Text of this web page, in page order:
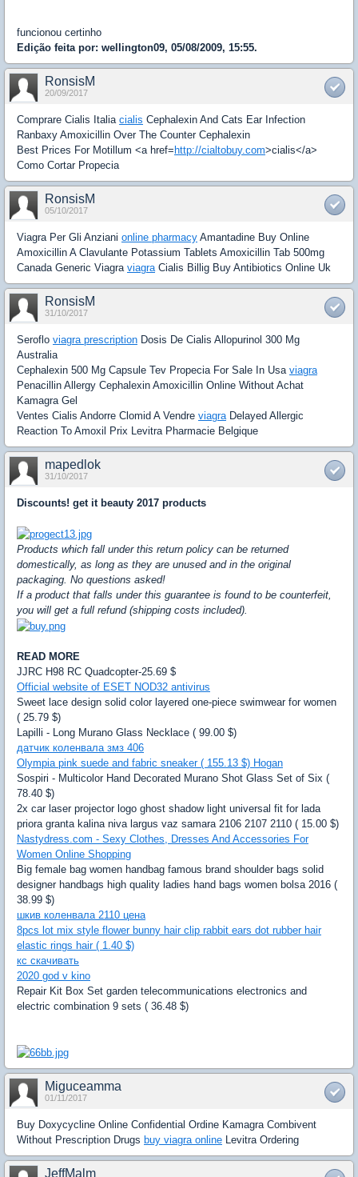
funcionou certinho
Edição feita por: wellington09, 05/08/2009, 15:55.
RonsisM
20/09/2017
Comprare Cialis Italia cialis Cephalexin And Cats Ear Infection
Ranbaxy Amoxicillin Over The Counter Cephalexin
Best Prices For Motillum <a href= http://cialtobuy.com>cialis</a>
Como Cortar Propecia
RonsisM
05/10/2017
Viagra Per Gli Anziani online pharmacy Amantadine Buy Online
Amoxicillin A Clavulante Potassium Tablets Amoxicillin Tab 500mg
Canada Generic Viagra viagraCialis Billig Buy Antibiotics Online Uk
RonsisM
31/10/2017
Seroflo viagra prescription Dosis De Cialis Allopurinol 300 Mg
Australia
Cephalexin 500 Mg Capsule Tev Propecia For Sale In Usa viagra
Penacillin Allergy Cephalexin Amoxicillin Online Without Achat
Kamagra Gel
Ventes Cialis Andorre Clomid A Vendre viagraDelayed Allergic
Reaction To Amoxil Prix Levitra Pharmacie Belgique
mapedlok
31/10/2017
Discounts! get it beauty 2017 products
Products which fall under this return policy can be returned
domestically, as long as they are unused and in the original
packaging. No questions asked!
If a product that falls under this guarantee is found to be counterfeit,
you will get a full refund (shipping costs included).
READ MORE
JJRC H98 RC Quadcopter-25.69 $
Official website of ESET NOD32 antivirus
Sweet lace design solid color layered one-piece swimwear for women
( 25.79 $)
Lapilli - Long Murano Glass Necklace ( 99.00 $)
датчик коленвала змз 406
Olympia pink suede and fabric sneaker ( 155.13 $) Hogan
Sospiri - Multicolor Hand Decorated Murano Shot Glass Set of Six (
78.40 $)
2x car laser projector logo ghost shadow light universal fit for lada
priora granta kalina niva largus vaz samara 2106 2107 2110 ( 15.00 $)
Nastydress.com - Sexy Clothes, Dresses And Accessories For
Women Online Shopping
Big female bag women handbag famous brand shoulder bags solid
designer handbags high quality ladies hand bags women bolsa 2016 (
38.99 $)
шкив коленвала 2110 цена
8pcs lot mix style flower bunny hair clip rabbit ears dot rubber hair
elastic rings hair ( 1.40 $)
кс скачивать
2020 god v kino
Repair Kit Box Set garden telecommunications electronics and
electric combination 9 sets ( 36.48 $)
Miguceamma
01/11/2017
Buy Doxycycline Online Confidential Ordine Kamagra Combivent
Without Prescription Drugs buy viagra online Levitra Ordering
JeffMalm